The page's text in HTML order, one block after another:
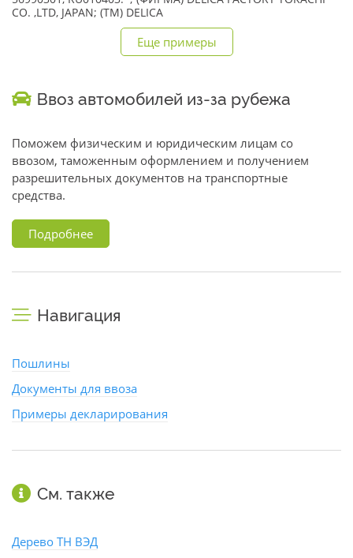
CO. ,LTD, JAPAN; (TM) DELICA
Еще примеры
Ввоз автомобилей из-за рубежа
Поможем физическим и юридическим лицам со
ввозом, таможенным оформлением и получением
разрешительных документов на транспортные
средства.
Подробнее
Навигация
Пошлины
Документы для ввоза
Примеры декларирования
См. также
Дерево ТН ВЭД